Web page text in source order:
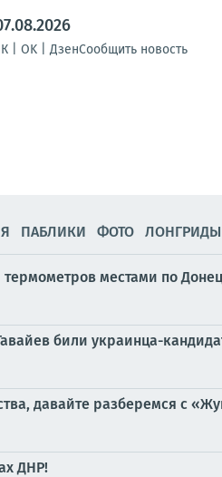
| OK | ДзенСообщить новость
ПАБЛИКИ ФОТО ЛОНГРИДЫ
местами по
били украинца-
давайте разберемся с
ДНР!